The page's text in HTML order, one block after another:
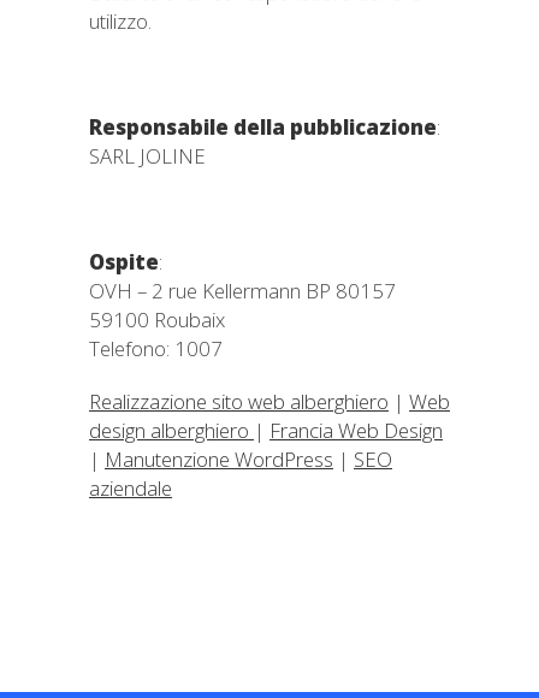
utilizzo.
Responsabile della pubblicazione:
SARL JOLINE
Ospite:
OVH – 2 rue Kellermann BP 80157
59100 Roubaix
Telefono: 1007
Realizzazione sito web alberghiero | Web
design alberghiero | Francia Web Design
| Manutenzione WordPress | SEO
aziendale